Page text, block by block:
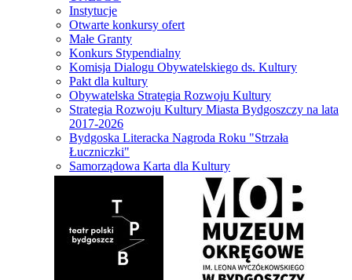
Instytucje
Otwarte konkursy ofert
Małe Granty
Konkurs Stypendialny
Komisja Dialogu Obywatelskiego ds. Kultury
Pakt dla kultury
Obywatelska Strategia Rozwoju Kultury
Strategia Rozwoju Kultury Miasta Bydgoszczy na lata
2017-2026
Bydgoska Literacka Nagroda Roku "Strzała
Łuczniczki"
Samorządowa Karta dla Kultury